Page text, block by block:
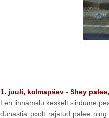
1. juuli, kolmapäev - Shey
Leh linnamelu keskelt siirdume
dünastia poolt rajatud palee